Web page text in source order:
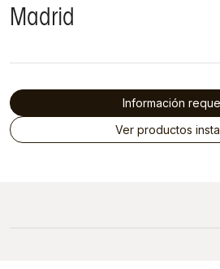
Madrid
Información
Ver productos